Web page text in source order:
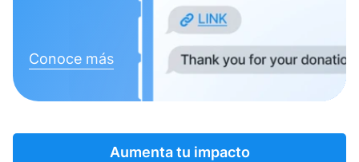
Conoce más
Aumenta tu impacto